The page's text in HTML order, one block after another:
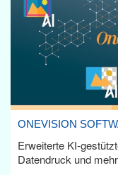
ONEVISION
Erweiterte KI-
Datendruck und